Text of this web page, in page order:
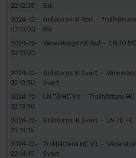
22 12:35
Gul
2024-12-
22 13:00
Grästorps IK Röd -
Blå
2024-12-
22 13:00
Vänersborgs HC Gul - LN 70
2024-12-
22 13:50
Grästorps IK Svart -
Svart
2024-12-
22 13:50
LN 70 HC Vit - Trollhättans HC
2024-12-
22 14:15
Grästorps IK Svart - LN 70 HC
2024-12-
22 14:15
Trollhättans HC Vit -
Svart